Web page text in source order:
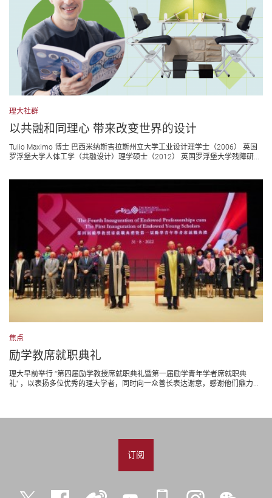
理大社群
以共融和同理心 带来改变世界的设计
Tulio Maximo 博士 巴西米纳斯吉拉斯州立大学工业设计理学士（2006） 英国
罗浮堡大学人体工学（共融设计）理学硕士（2012） 英国罗浮堡大学残障研...
焦点
励学教席就职典礼
理大早前举行 “第四届励学教授席就职典礼暨第一届励学青年学者席就职典
礼" ，以表扬多位优秀的理大学者，同时向一众善长表达谢意，感谢他们鼎力...
订阅